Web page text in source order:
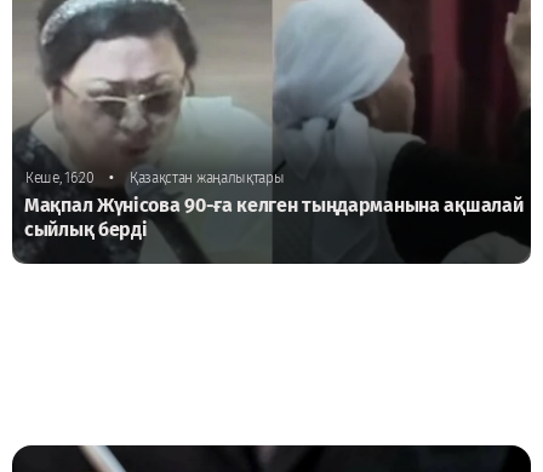
Кеше, 16:20 • Қазақстан жаңалықтары
Мақпал Жүнісова 90-ға келген тыңдарманына ақшалай
сыйлық берді